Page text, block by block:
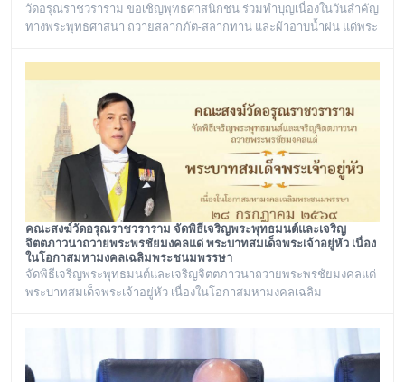
วัดอรุณราชวราราม ขอเชิญพุทธศาสนิกชน ร่วมทำบุญเนื่องในวันสำคัญ
ทางพระพุทธศาสนา ถวายสลากภัต-สลากทาน และผ้าอาบน้ำฝน แด่พระ
พ.ศ. ๒๕๖๙ เวลา ๑๒.๐๐ น. ณ พระวิหาร วัดอรุณราชวราราม
กรุงเทพมหานคร
คณะสงฆ์วัดอรุณราชวราราม จัดพิธีเจริญพระพุทธมนต์และเจริญ
จิตตภาวนาถวายพระพรชัยมงคลแด่ พระบาทสมเด็จพระเจ้าอยู่หัว เนื่อง
ในโอกาสมหามงคลเฉลิมพระชนมพรรษา
จัดพิธีเจริญพระพุทธมนต์และเจริญจิตตภาวนาถวายพระพรชัยมงคลแด่
พระบาทสมเด็จพระเจ้าอยู่หัว เนื่องในโอกาสมหามงคลเฉลิม
ราชวราราม กรุงเทพเทพมหานครในวันอังคาร ที่ ๒๘ กรกฎาคม ๒๕๖๙